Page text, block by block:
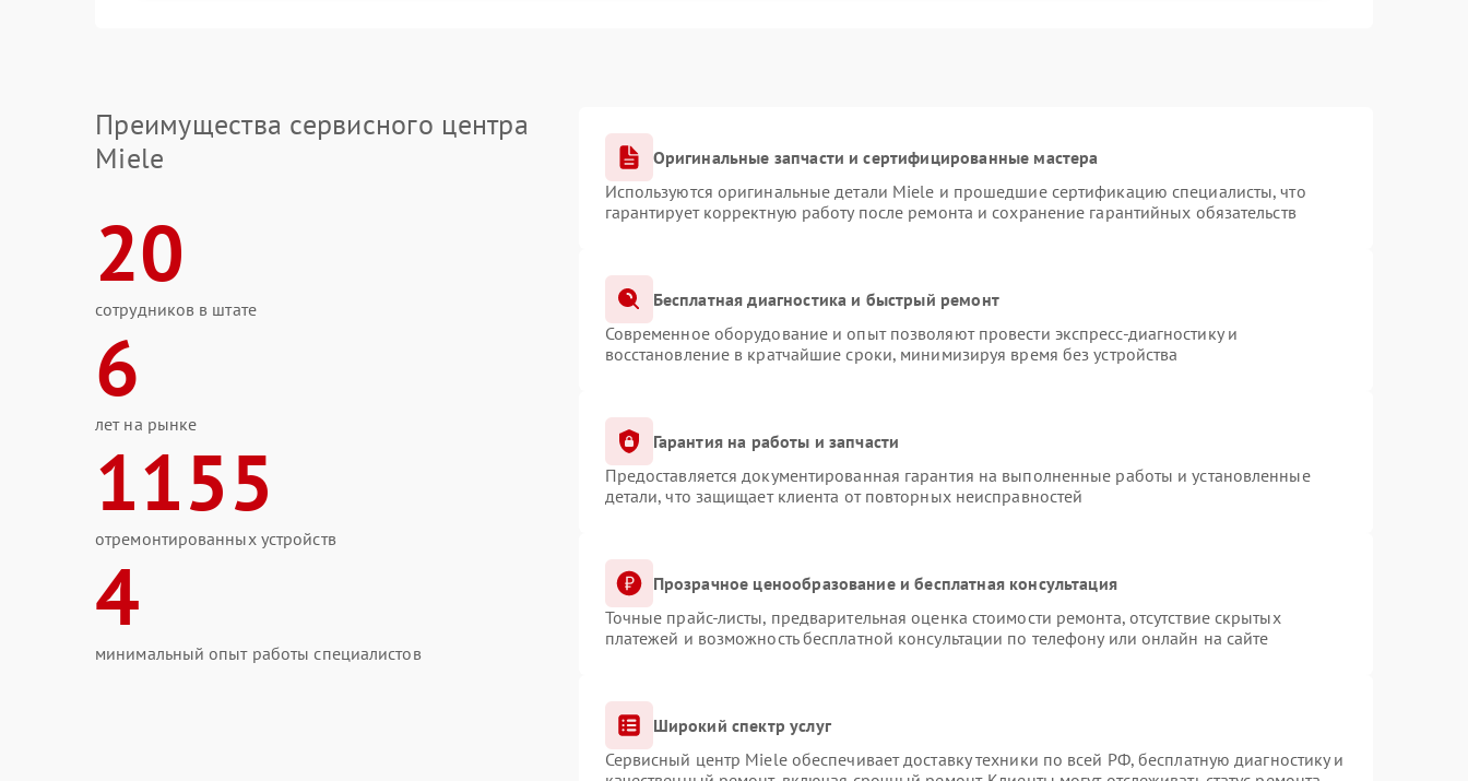
Преимущества сервисного центра
Miele
20
сотрудников в штате
6
лет на рынке
1155
отремонтированных устройств
4
минимальный опыт работы специалистов
Оригинальные запчасти и сертифицированные мастера
Используются оригинальные детали Miele и прошедшие сертификацию специалисты, что
гарантирует корректную работу после ремонта и сохранение гарантийных обязательств
Бесплатная диагностика и быстрый ремонт
Современное оборудование и опыт позволяют провести экспресс-диагностику и
восстановление в кратчайшие сроки, минимизируя время без устройства
Гарантия на работы и запчасти
Предоставляется документированная гарантия на выполненные работы и установленные
детали, что защищает клиента от повторных неисправностей
Прозрачное ценообразование и бесплатная консультация
Точные прайс-листы, предварительная оценка стоимости ремонта, отсутствие скрытых
платежей и возможность бесплатной консультации по телефону или онлайн на сайте
Широкий спектр услуг
Сервисный центр Miele обеспечивает доставку техники по всей РФ, бесплатную диагностику и